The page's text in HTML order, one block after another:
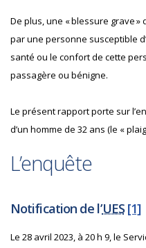
De plus, une « blessure grave
par une personne susceptible
santé ou le confort de cette
passagère ou bénigne.
Le présent rapport porte sur
d’un homme de 32 ans (le «
L’enquête
Notification de l’UES [1]
Le 28 avril 2023, à 20 h 9, le